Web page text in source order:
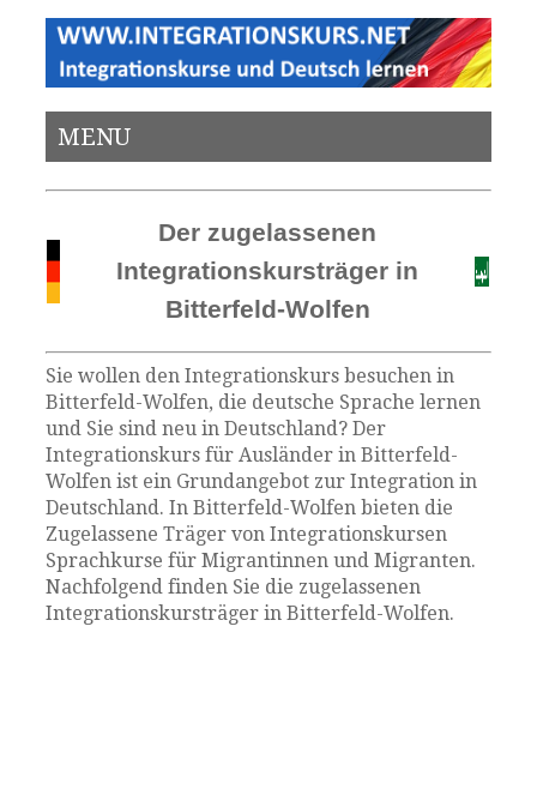
MENU
Der zugelassenen
Integrationskursträger in
Bitterfeld-Wolfen
Sie wollen den Integrationskurs besuchen in
Bitterfeld-Wolfen, die deutsche Sprache lernen
und Sie sind neu in Deutschland? Der
Integrationskurs für Ausländer in Bitterfeld-
Wolfen ist ein Grundangebot zur Integration in
Deutschland. In Bitterfeld-Wolfen bieten die
Zugelassene Träger von Integrationskursen
Sprachkurse für Migrantinnen und Migranten.
Nachfolgend finden Sie die zugelassenen
Integrationskursträger in Bitterfeld-Wolfen.